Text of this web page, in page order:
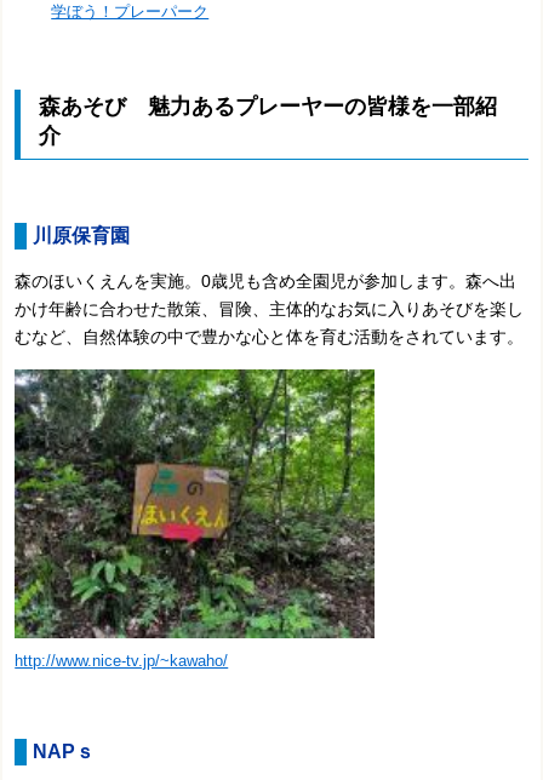
学ぼう！プレーパーク
森あそび 魅力あるプレーヤーの皆様を一部紹
介
川原保育園
森のほいくえんを実施。0歳児も含め全園児が参加します。森へ出
かけ年齢に合わせた散策、冒険、主体的なお気に入りあそびを楽し
むなど、自然体験の中で豊かな心と体を育む活動をされています。
http://www.nice-tv.jp/~kawaho/
NAPｓ